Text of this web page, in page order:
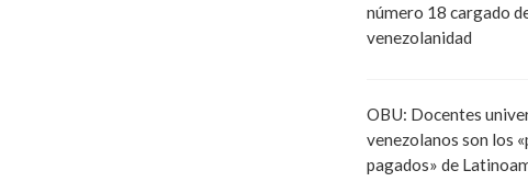
número 18 cargado
venezolanidad
OBU: Docentes
venezolanos son los
pagados» de